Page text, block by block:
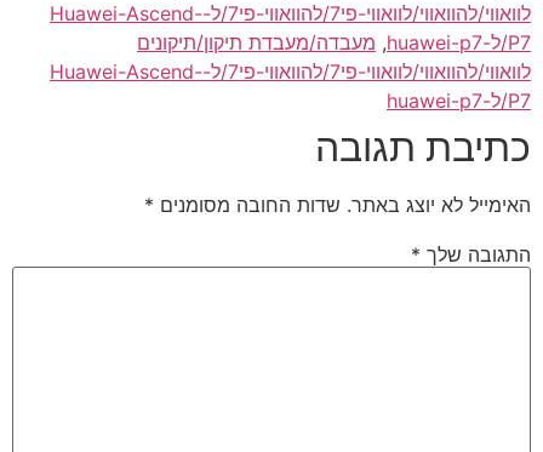
לוואווי/להוואווי/לוואווי-פי7/להוואווי-פי7/ל-Huawei-Ascend-
P7/ל-huawei-p7
, מעבדה/מעבדת תיקון/תיקונים
לוואווי/להוואווי/לוואווי-פי7/להוואווי-פי7/ל-Huawei-Ascend-
P7/ל-huawei-p7
כתיבת תגובה
האימייל לא יוצג באתר. שדות החובה מסומנים *
התגובה שלך *